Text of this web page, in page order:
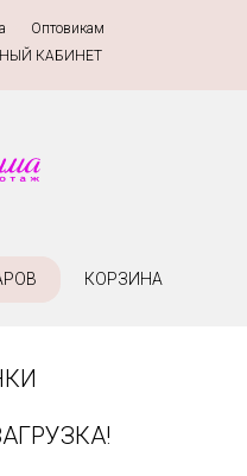
Оптовикам
КАБИНЕТ
КОРЗИНА